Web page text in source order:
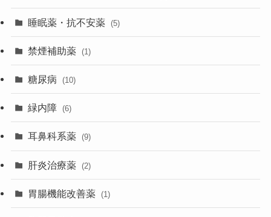
睡眠薬・抗不安薬 (5)
禁煙補助薬 (1)
糖尿病 (10)
緑内障 (6)
耳鼻科系薬 (9)
肝炎治療薬 (2)
胃腸機能改善薬 (1)